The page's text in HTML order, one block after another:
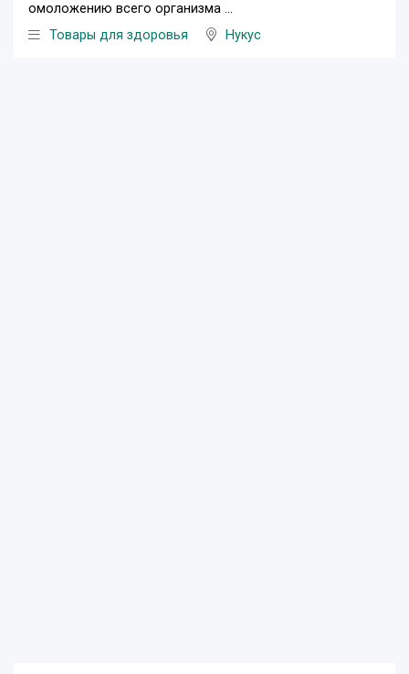
омоложению всего организма ...
Товары для здоровья
Нукус